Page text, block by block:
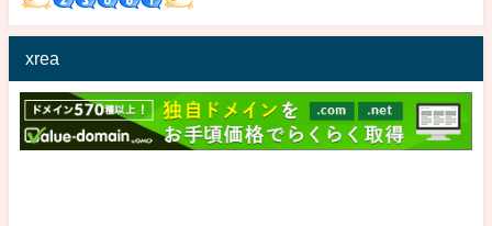
xrea